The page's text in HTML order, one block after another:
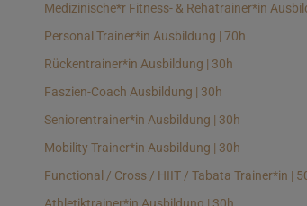
Medizinische*r Fitness- & Rehatrainer*in
Personal Trainer*in Ausbildung | 70h
Rückentrainer*in Ausbildung | 30h
Faszien-Coach Ausbildung | 30h
Seniorentrainer*in Ausbildung | 30h
Mobility Trainer*in Ausbildung | 30h
Functional / Cross / HIIT / Tabata Trainer*in |